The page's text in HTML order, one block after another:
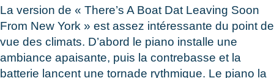
La version de « There’s A Boat Dat Leaving Soon
From New York » est assez intéressante du point de
vue des climats. D’abord le piano installe une
ambiance apaisante, puis la contrebasse et la
batterie lancent une tornade rythmique. Le piano la